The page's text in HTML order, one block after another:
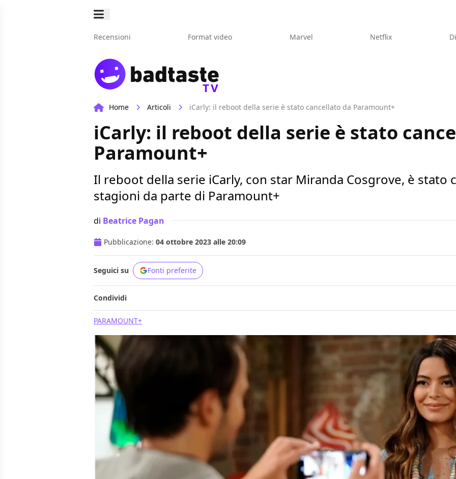
Recensioni Format video Marvel Netflix
TV
Home Articoli iCarly: il reboot della serie è stato cancellato da Paramount+
iCarly: il reboot della serie è stato
Paramount+
Il reboot della serie iCarly, con star Miranda Cosgrove, è stato
stagioni da parte di Paramount+
di Beatrice Pagan
Pubblicazione: 04 ottobre 2023 alle 20:09
Seguici su Fonti preferite
Condividi
PARAMOUNT+